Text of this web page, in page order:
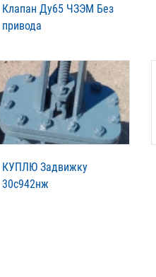
Клапан Ду65 ЧЗЭМ Без
привода
КУПЛЮ Задвижку
30с942нж